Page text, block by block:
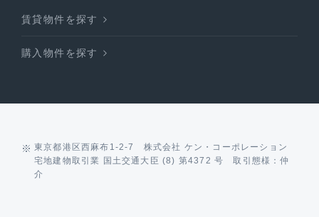
賃貸物件を探す
購入物件を探す
東京都港区西麻布1-2-7 株式会社 ケン・コーポレーション
宅地建物取引業 国土交通大臣 (8) 第4372 号 取引態様：仲
介